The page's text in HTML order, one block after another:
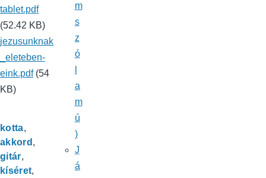
tablet.pdf
(52.42 KB)
jezusunknak
_eleteben-
eink.pdf (54
KB)
kotta
akkord
gitár
kíséret
m
s
z
ó
a
m
ú
)
J
á